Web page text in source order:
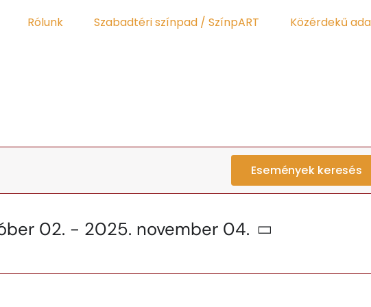
Rólunk Szabadtéri színpad / SzínpART Közérdekű
Események keresés
02. - 2025. november 04.